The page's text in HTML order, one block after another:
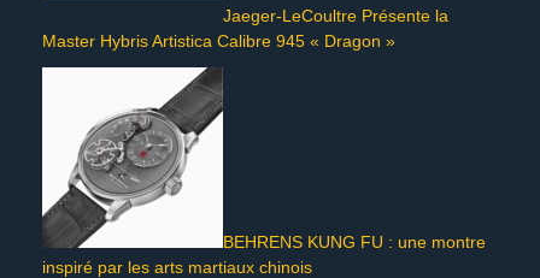
Jaeger-LeCoultre Présente la
Master Hybris Artistica Calibre 945 « Dragon »
BEHRENS KUNG FU : une montre
inspiré par les arts martiaux chinois